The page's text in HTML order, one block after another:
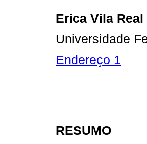
Erica Vila
Universidade
Endereço 1
RESUMO